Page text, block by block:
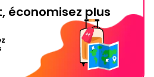
économisez plus